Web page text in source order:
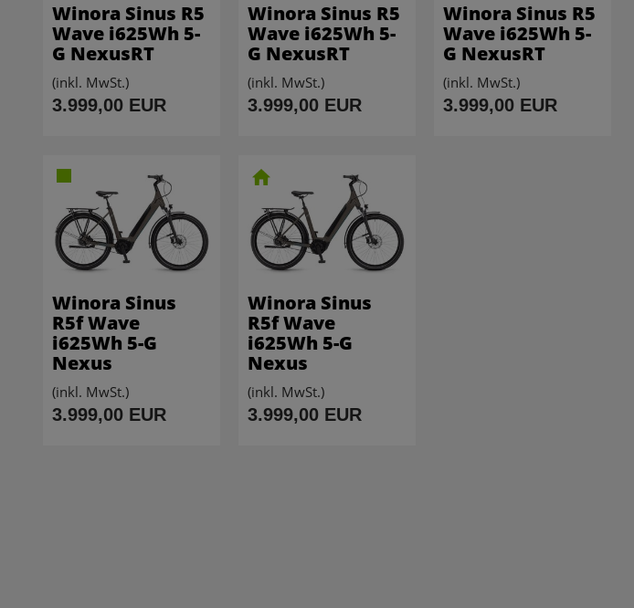
Winora Sinus R5
Wave i625Wh 5-
G NexusRT
(inkl. MwSt.)
3.999,00 EUR
Winora Sinus R5
Wave i625Wh 5-
G NexusRT
(inkl. MwSt.)
3.999,00 EUR
Winora Sinus R5
Wave i625Wh 5-
G NexusRT
(inkl. MwSt.)
3.999,00 EUR
Winora Sinus
R5f Wave
i625Wh 5-G
Nexus
(inkl. MwSt.)
3.999,00 EUR
Winora Sinus
R5f Wave
i625Wh 5-G
Nexus
(inkl. MwSt.)
3.999,00 EUR